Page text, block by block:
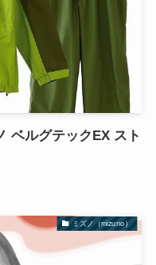
ベルグテックEX スト
ミズノ（mizuno）